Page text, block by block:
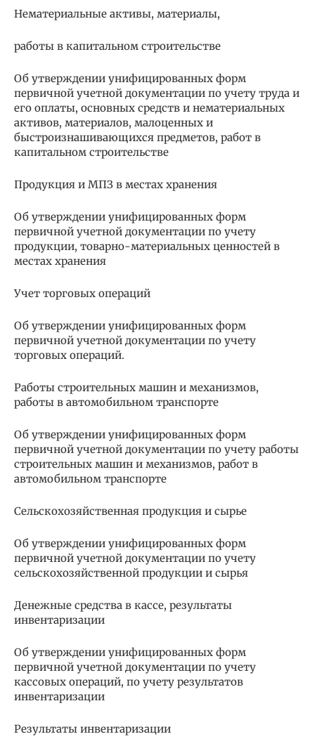
Нематериальные активы, материалы,
работы в капитальном строительстве
Об утверждении унифицированных форм
первичной учетной документации по учету труда и
его оплаты, основных средств и нематериальных
активов, материалов, малоценных и
быстроизнашивающихся предметов, работ в
капитальном строительстве
Продукция и МПЗ в местах хранения
Об утверждении унифицированных форм
первичной учетной документации по учету
продукции, товарно-материальных ценностей в
местах хранения
Учет торговых операций
Об утверждении унифицированных форм
первичной учетной документации по учету
торговых операций.
Работы строительных машин и механизмов,
работы в автомобильном транспорте
Об утверждении унифицированных форм
первичной учетной документации по учету работы
строительных машин и механизмов, работ в
автомобильном транспорте
Сельскохозяйственная продукция и сырье
Об утверждении унифицированных форм
первичной учетной документации по учету
сельскохозяйственной продукции и сырья
Денежные средства в кассе, результаты
инвентаризации
Об утверждении унифицированных форм
первичной учетной документации по учету
кассовых операций, по учету результатов
инвентаризации
Результаты инвентаризации